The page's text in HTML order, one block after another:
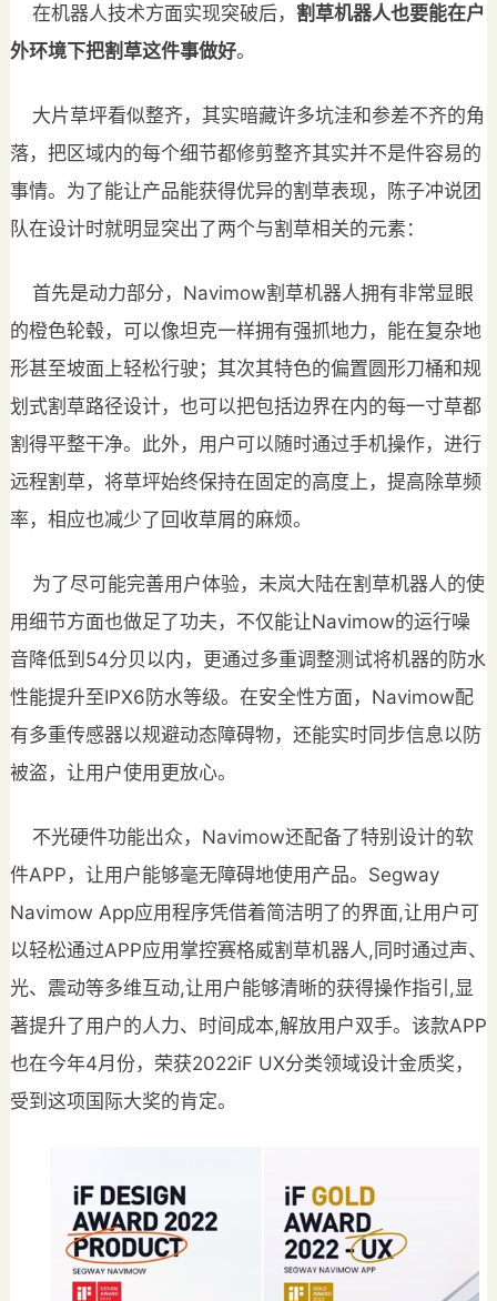
在机器人技术方面实现突破后， 割草机器人也要能在户
外环境下把割草这件事做好。
大片草坪看似整齐，其实暗藏许多坑洼和参差不齐的角
落，把区域内的每个细节都修剪整齐其实并不是件容易的
事情。为了能让产品能获得优异的割草表现，陈子冲说团
队在设计时就明显突出了两个与割草相关的元素：
首先是动力部分，Navimow割草机器人拥有非常显眼
的橙色轮毂，可以像坦克一样拥有强抓地力，能在复杂地
形甚至坡面上轻松行驶；其次其特色的偏置圆形刀桶和规
划式割草路径设计，也可以把包括边界在内的每一寸草都
割得平整干净。此外，用户可以随时通过手机操作，进行
远程割草，将草坪始终保持在固定的高度上，提高除草频
率，相应也减少了回收草屑的麻烦。
为了尽可能完善用户体验，未岚大陆在割草机器人的使
用细节方面也做足了功夫，不仅能让Navimow的运行噪
音降低到54分贝以内，更通过多重调整测试将机器的防水
性能提升至IPX6防水等级。在安全性方面，Navimow配
有多重传感器以规避动态障碍物，还能实时同步信息以防
被盗，让用户使用更放心。
不光硬件功能出众，Navimow还配备了特别设计的软
件APP，让用户能够毫无障碍地使用产品。Segway
Navimow App应用程序凭借着简洁明了的界面,让用户可
以轻松通过APP应用掌控赛格威割草机器人,同时通过声、
光、震动等多维互动,让用户能够清晰的获得操作指引,显
著提升了用户的人力、时间成本,解放用户双手。该款APP
也在今年4月份，荣获2022iF UX分类领域设计金质奖，
受到这项国际大奖的肯定。